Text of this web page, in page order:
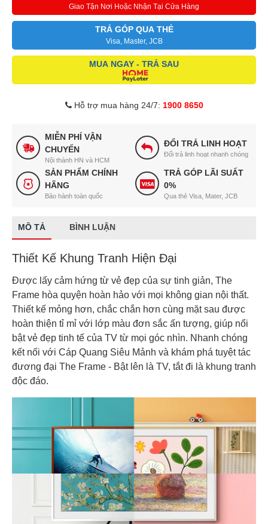
Giao Tận Nơi Hoặc Nhận Tại Cửa Hàng
TRẢ GÓP QUA THẺ
Visa, Master, JCB
MUA NGAY - TRẢ SAU
Hỗ trợ mua hàng 24/7: 1900 8650
MIỄN PHÍ VẬN
CHUYỂN
Nội thành HN và HCM
ĐỔI TRẢ LINH HOẠT
Đổi trả linh hoạt nhanh chóng
SẢN PHẨM CHÍNH
HÃNG
Bảo hành toàn quốc
TRẢ GÓP LÃI SUẤT
0%
Qua thẻ Visa, Mater, JCB
MÔ TẢ BÌNH LUẬN
Thiết Kế Khung Tranh Hiện Đại
Được lấy cảm hứng từ vẻ đẹp của sự tinh giản, The
Frame hòa quyện hoàn hảo với mọi không gian nội thất.
Thiết kế mỏng hơn, chắc chắn hơn cùng mặt sau được
hoàn thiện tỉ mỉ với lớp màu đơn sắc ấn tượng, giúp nổi
bật vẻ đẹp tinh tế của TV từ mọi góc nhìn. Nhanh chóng
kết nối với Cáp Quang Siêu Mảnh và khám phá tuyệt tác
đương đại The Frame - Bật lên là TV, tắt đi là khung tranh
độc đáo.